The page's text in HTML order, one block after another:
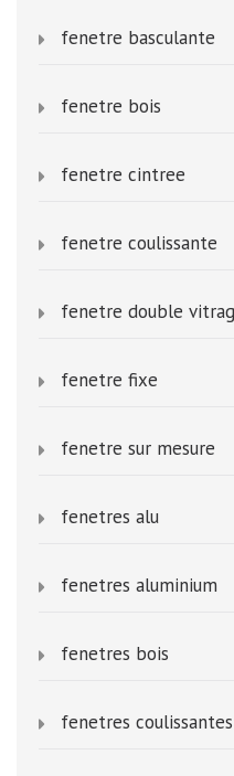
fenetre basculante
fenetre bois
fenetre cintree
fenetre coulissante
fenetre double
fenetre fixe
fenetre sur mesure
fenetres alu
fenetres aluminium
fenetres bois
fenetres coulissantes